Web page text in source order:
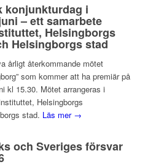
konjunkturdag i
– ett samarbete
Helsingborgs
Helsingborgs stad
årligt återkommande mötet
som kommer att ha premiär på
kl 15.30. Mötet arrangeras i
Helsingborgs
stad. Läs mer →
och Sveriges försvar